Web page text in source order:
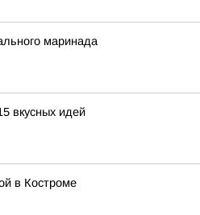
маринада
вкусных идей
в Костроме